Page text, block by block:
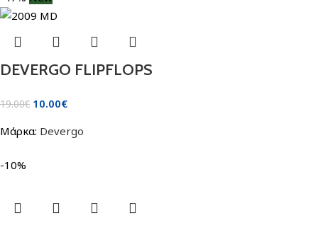
DEVERGO FLIPFLOPS
19.00€ 10.00€
Μάρκα: Devergo
-10%